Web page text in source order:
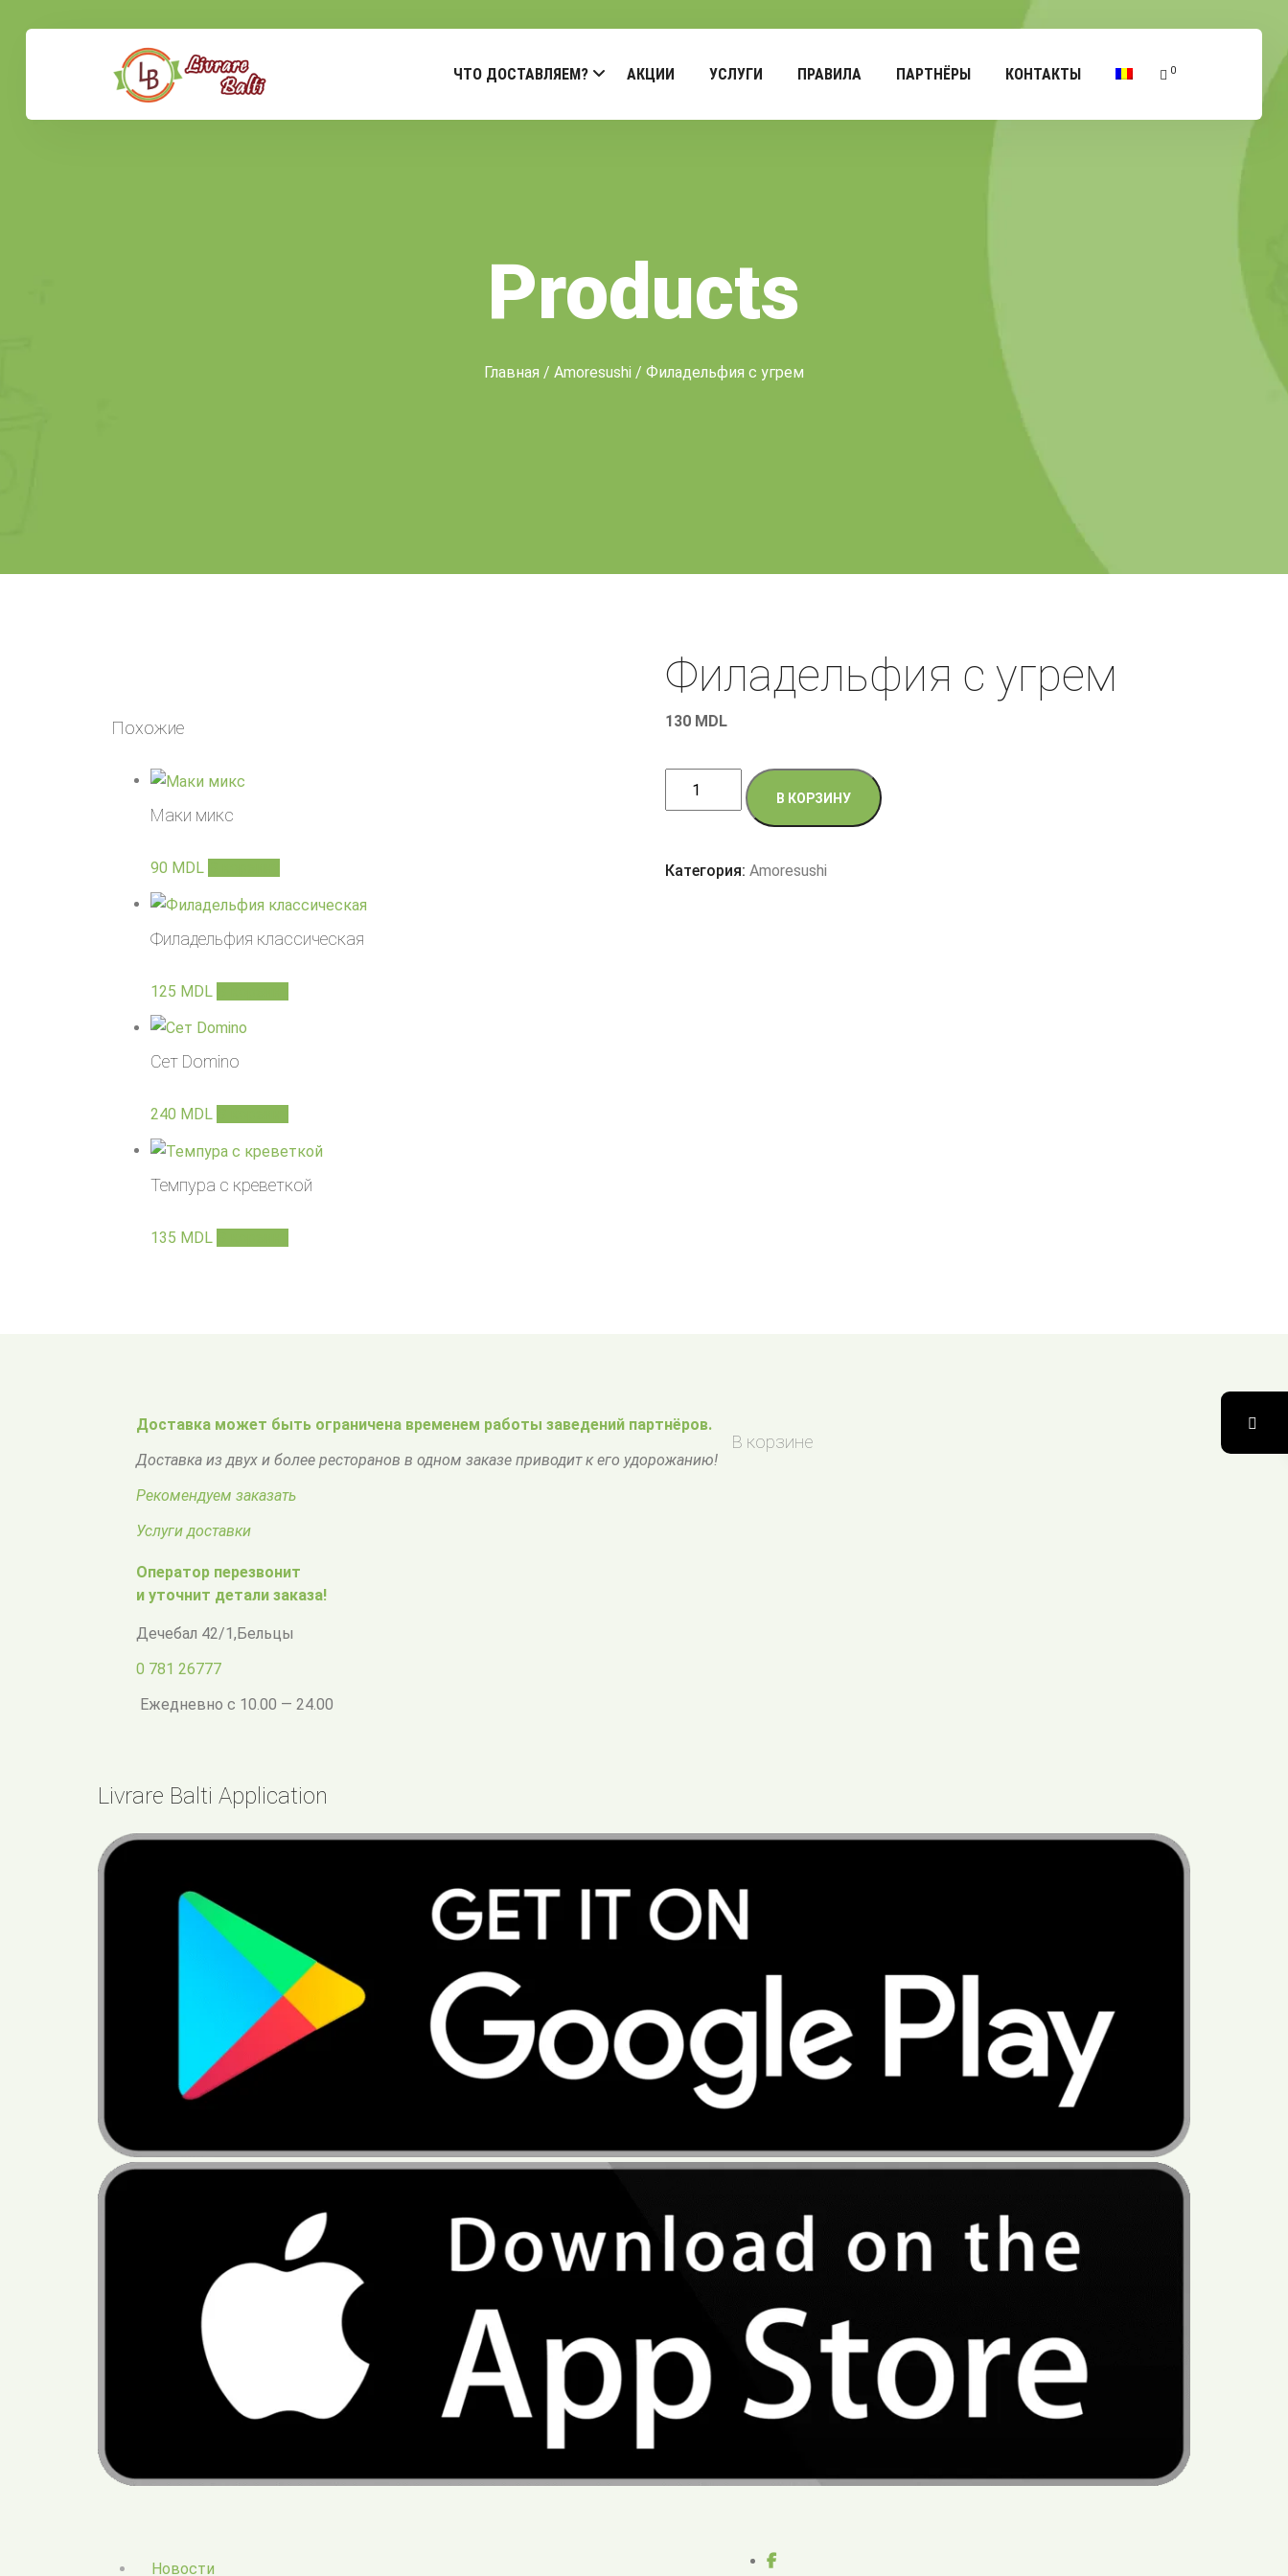
ЧТО ДОСТАВЛЯЕМ? АКЦИИ УСЛУГИ ПРАВИЛА ПАРТНЁРЫ КОНТАКТЫ 0
Products
Главная / Amoresushi / Филадельфия с угрем
Филадельфия с угрем
130 MDL
Количество
товара
с
В КОРЗИНУ
Категория:Amoresushi
Похожие
Маки микс
90 MDL
Филадельфия классическая
125 MDL
Сет Domino
240 MDL
Темпура с креветкой
135 MDL
Доставка может быть ограничена временем работы заведений партнёров.
Доставка из двух и более ресторанов в одном заказе приводит к его удорожанию!
Рекомендуем заказать
Услуги доставки
Оператор перезвонит
и уточнит детали заказа!
Дечебал 42/1,Бельцы
0 781 26777
Ежедневно с 10.00 — 24.00
В корзине
Livrare Balti Application
Новости